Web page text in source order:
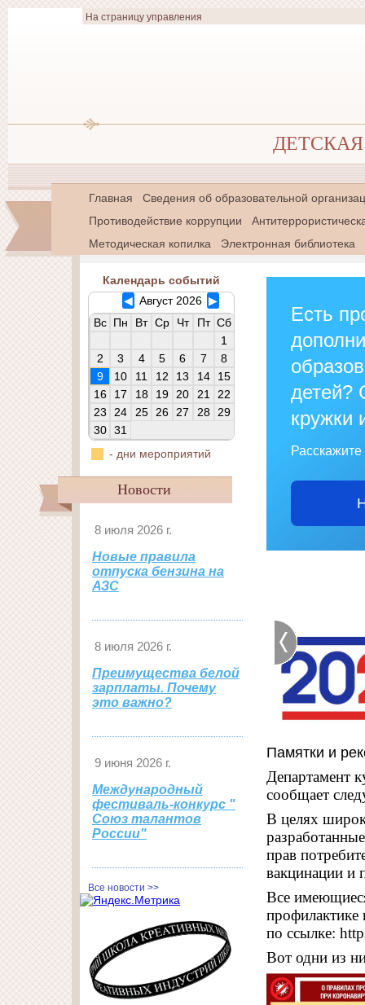
На страницу управления
ДЕТСКАЯ
Главная
Сведения об образовательной
Противодействие коррупции
Методическая копилка
Электронная библиотека
Календарь событий
◀ Август 2026 ▶
Вс Пн Вт Ср Чт Пт Сб
1
2
3 4 5 6 7
8
9
10 11 12 13 14
15
16
17 18 19 20 21
22
23
24 25 26 27 28
29
30 31
- дни мероприятий
Новости
8 июля 2026 г.
Новые правила
отпуска бензина на
АЗС
8 июля 2026 г.
Преимущества белой
зарплаты. Почему
это важно?
9 июня 2026 г.
Международный
фестиваль-конкурс "
Союз талантов
России"
Все новости >>
Есть
детей?
кружки
Памятки и
Департамент
сообщает
В целях
прав
вакцинации и
Все
по ссылке:
Вот одни из